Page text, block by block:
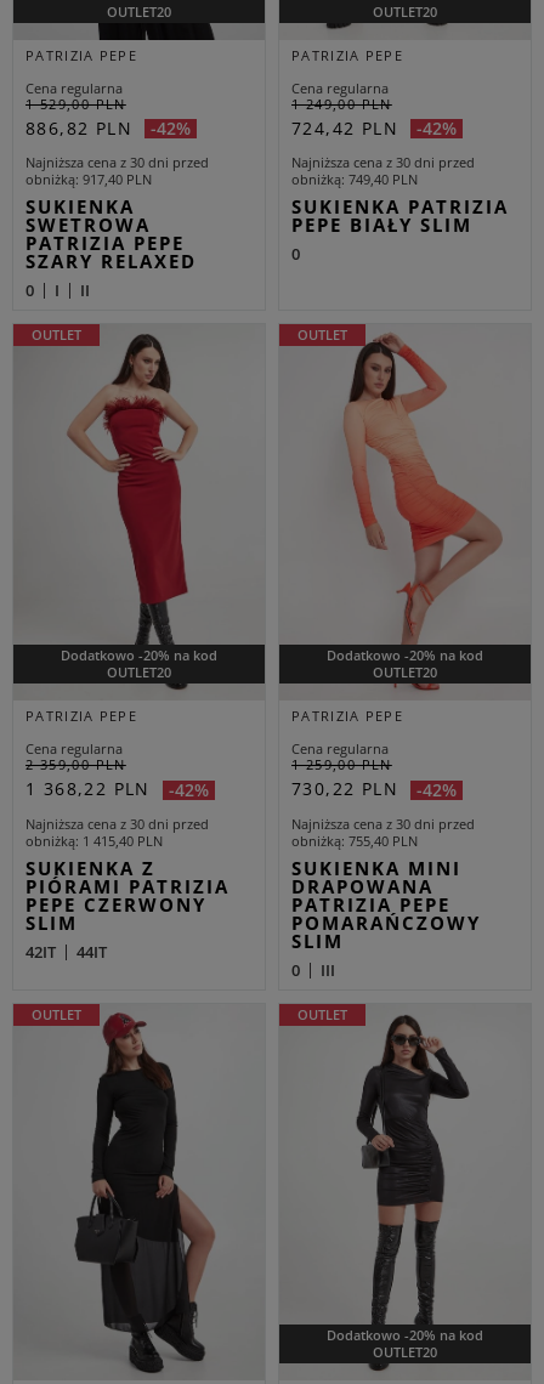
OUTLET20
PATRIZIA PEPE
Cena regularna
1 529,00 PLN
886,82 PLN -42%
Najniższa cena z 30 dni przed
obniżką 917,40 PLN
SUKIENKA
SWETROWA
PATRIZIA PEPE
SZARY RELAXED
0 I II
OUTLET20
PATRIZIA PEPE
Cena regularna
1 249,00 PLN
724,42 PLN -42%
Najniższa cena z 30 dni przed
obniżką 749,40 PLN
SUKIENKA PATRIZIA
PEPE BIAŁY SLIM
0
Dodatkowo -20% na kod
OUTLET20
OUTLET
PATRIZIA PEPE
Cena regularna
2 359,00 PLN
1 368,22 PLN -42%
Najniższa cena z 30 dni przed
obniżką 1 415,40 PLN
SUKIENKA Z
PIÓRAMI PATRIZIA
PEPE CZERWONY
SLIM
42IT 44IT
Dodatkowo -20% na kod
OUTLET20
OUTLET
PATRIZIA PEPE
Cena regularna
1 259,00 PLN
730,22 PLN -42%
Najniższa cena z 30 dni przed
obniżką 755,40 PLN
SUKIENKA MINI
DRAPOWANA
PATRIZIA PEPE
POMARAŃCZOWY
SLIM
0 III
OUTLET
Dodatkowo -20% na kod
OUTLET20
OUTLET